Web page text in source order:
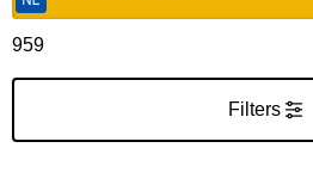
Nieuw
959
Filters